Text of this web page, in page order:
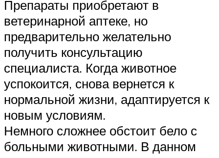
Препараты приобретают в
ветеринарной аптеке, но
предварительно желательно
получить консультацию
специалиста. Когда животное
успокоится, снова вернется к
нормальной жизни, адаптируется к
новым условиям.
Немного сложнее обстоит бело с
больными животными. В данном